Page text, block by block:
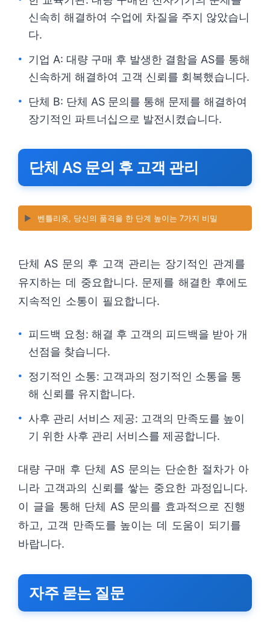
신속히 해결하여 수업에 차질을 주지 않았습니
다.
기업 A: 대량 구매 후 발생한 결함을 AS를 통해
신속하게 해결하여 고객 신뢰를 회복했습니다.
단체 B: 단체 AS 문의를 통해 문제를 해결하여
장기적인 파트너십으로 발전시켰습니다.
단체 AS 문의 후 고객 관리
▶️ 벤틀리옷, 당신의 품격을 한 단계 높이는 7가지 비밀
단체 AS 문의 후 고객 관리는 장기적인 관계를
유지하는 데 중요합니다. 문제를 해결한 후에도
지속적인 소통이 필요합니다.
피드백 요청: 해결 후 고객의 피드백을 받아 개
선점을 찾습니다.
정기적인 소통: 고객과의 정기적인 소통을 통
해 신뢰를 유지합니다.
사후 관리 서비스 제공: 고객의 만족도를 높이
기 위한 사후 관리 서비스를 제공합니다.
대량 구매 후 단체 AS 문의는 단순한 절차가 아
니라 고객과의 신뢰를 쌓는 중요한 과정입니다.
이 글을 통해 단체 AS 문의를 효과적으로 진행
하고, 고객 만족도를 높이는 데 도움이 되기를
바랍니다.
자주 묻는 질문